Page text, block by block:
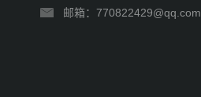
邮箱：770822429@qq.com